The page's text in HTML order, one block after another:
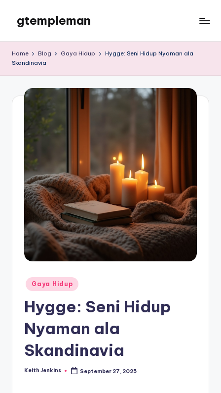
content
gtempleman
Home Blog Gaya Hidup
Hygge: Seni Hidup Nyaman ala
Skandinavia
Posted
in
Gaya Hidup
Hygge: Seni Hidup
Nyaman ala
Skandinavia
Posted
Keith Jenkins September 27, 2025